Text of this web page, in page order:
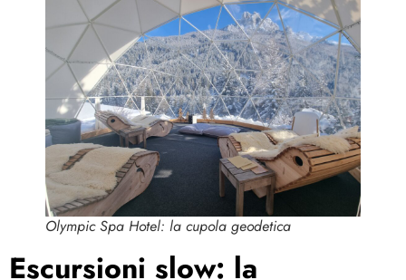
Olympic Spa Hotel: la cupola geodetica
Escursioni slow: la